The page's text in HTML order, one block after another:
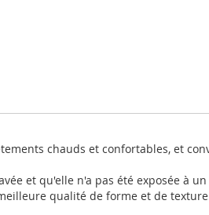
chauds et confortables, et
et qu'elle n'a pas été exposée à
qualité de forme et de